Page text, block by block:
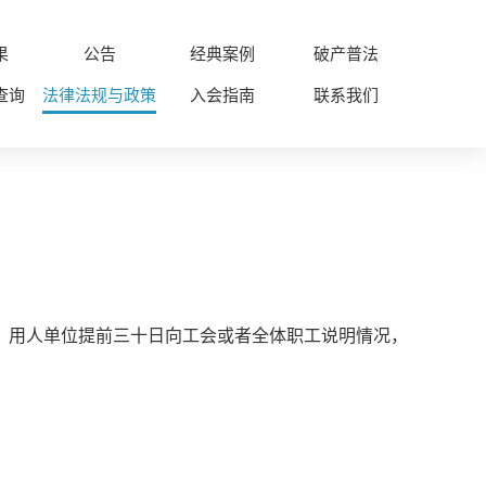
公告 经典案例
破产普法
询 法律法规与政策 入会指南 联系我们
人单位提前三十日向工会或者全体职工说明情况，